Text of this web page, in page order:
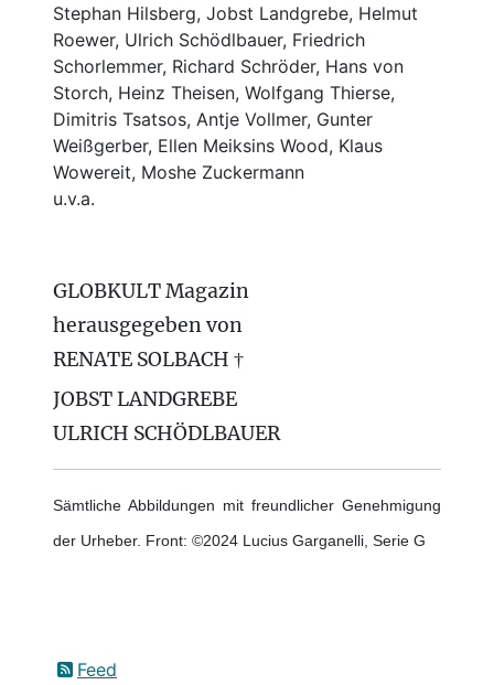
Stephan Hilsberg, Jobst Landgrebe, Helmut
Roewer, Ulrich Schödlbauer, Friedrich
Schorlemmer, Richard Schröder, Hans von
Storch, Heinz Theisen, Wolfgang Thierse,
Dimitris Tsatsos, Antje Vollmer, Gunter
Weißgerber, Ellen Meiksins Wood, Klaus
Wowereit, Moshe Zuckermann
u.v.a.
GLOBKULT Magazin
herausgegeben von
RENATE SOLBACH †
JOBST LANDGREBE
ULRICH SCHÖDLBAUER
Sämtliche Abbildungen mit freundlicher Genehmigung
der Urheber. Front: ©2024 Lucius Garganelli, Serie G
Feed